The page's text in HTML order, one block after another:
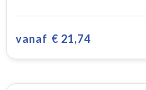
vanaf € 21,74